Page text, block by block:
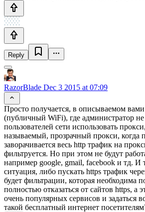
Reply
RazorBlade Dec 3 2015 at 07:09
Просто получается, в описываемом
(публичный WiFi), где администратор не
пользователей сети использовать
называемый, прозрачный прокси, когда
заворачивается весь http трафик на
фильтруется. Но при этом не будут
например google, gmail, facebook и тд. И
ситуация, либо пускать https трафик
будет фильтрации, которая необходима
полностью отказаться от сайтов https, а
очень популярных сервисов и задаться
такой бесплатный интернет